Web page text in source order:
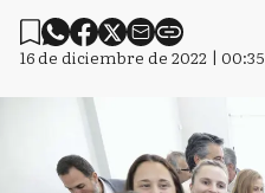
16 de diciembre de 2022 | 00:35